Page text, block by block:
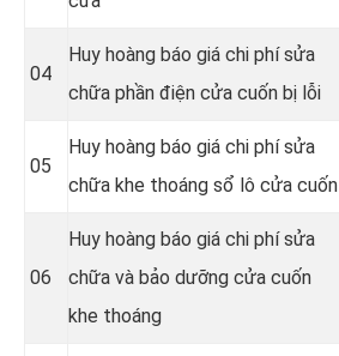
04
Huy hoàng báo giá chi phí sửa
chữa phần điện cửa cuốn bị lỗi
05
Huy hoàng báo giá chi phí sửa
chữa khe thoáng sổ lô cửa cuốn
06
Huy hoàng báo giá chi phí sửa
chữa và bảo dưỡng cửa cuốn
khe thoáng